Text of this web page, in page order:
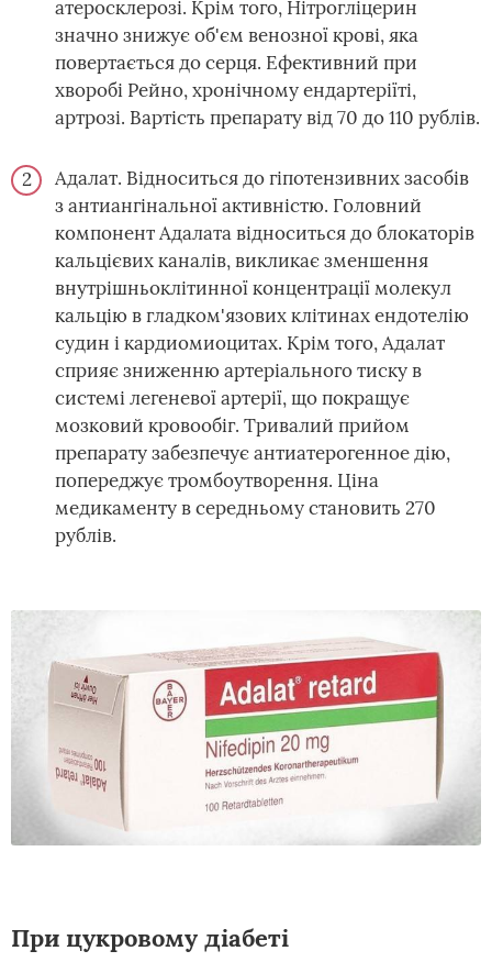
атеросклерозі. Крім того, Нітрогліцерин
значно знижує об'єм венозної крові, яка
повертається до серця. Ефективний при
хворобі Рейно, хронічному ендартеріїті,
артрозі. Вартість препарату від 70 до 110 рублів.
Адалат. Відноситься до гіпотензивних засобів
з антиангінальної активністю. Головний
компонент Адалата відноситься до блокаторів
кальцієвих каналів, викликає зменшення
внутрішньоклітинної концентрації молекул
кальцію в гладком'язових клітинах ендотелію
судин і кардиомиоцитах. Крім того, Адалат
сприяє зниженню артеріального тиску в
системі легеневої артерії, що покращує
мозковий кровообіг. Тривалий прийом
препарату забезпечує антиатерогенное дію,
попереджує тромбоутворення. Ціна
медикаменту в середньому становить 270
рублів.
При цукровому діабеті